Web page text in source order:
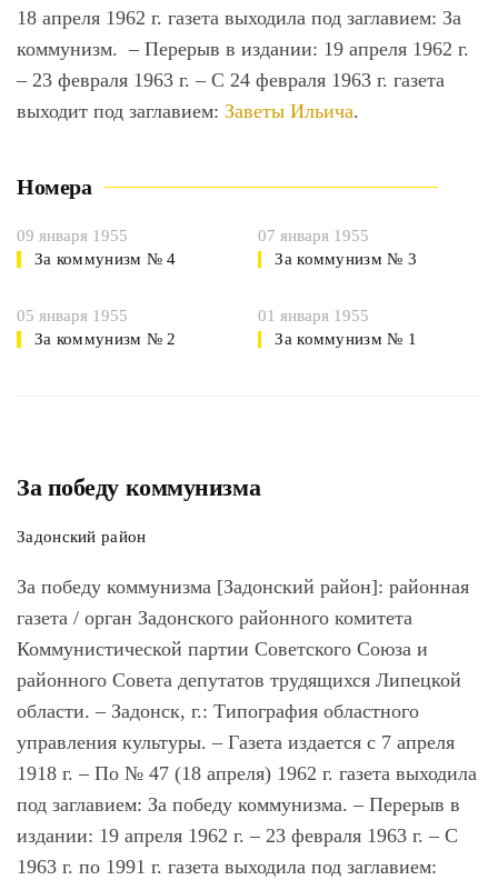
18 апреля 1962 г. газета выходила под заглавием: За
коммунизм. – Перерыв в издании: 19 апреля 1962 г.
– 23 февраля 1963 г. – С 24 февраля 1963 г. газета
выходит под заглавием: Заветы Ильича.
Номера
09 января 1955
За коммунизм № 4
07 января 1955
За коммунизм № 3
05 января 1955
За коммунизм № 2
01 января 1955
За коммунизм № 1
За победу коммунизма
Задонский район
За победу коммунизма [Задонский район]: районная
газета / орган Задонского районного комитета
Коммунистической партии Советского Союза и
районного Совета депутатов трудящихся Липецкой
области. – Задонск, г.: Типография областного
управления культуры. – Газета издается с 7 апреля
1918 г. – По № 47 (18 апреля) 1962 г. газета выходила
под заглавием: За победу коммунизма. – Перерыв в
издании: 19 апреля 1962 г. – 23 февраля 1963 г. – С
1963 г. по 1991 г. газета выходила под заглавием: